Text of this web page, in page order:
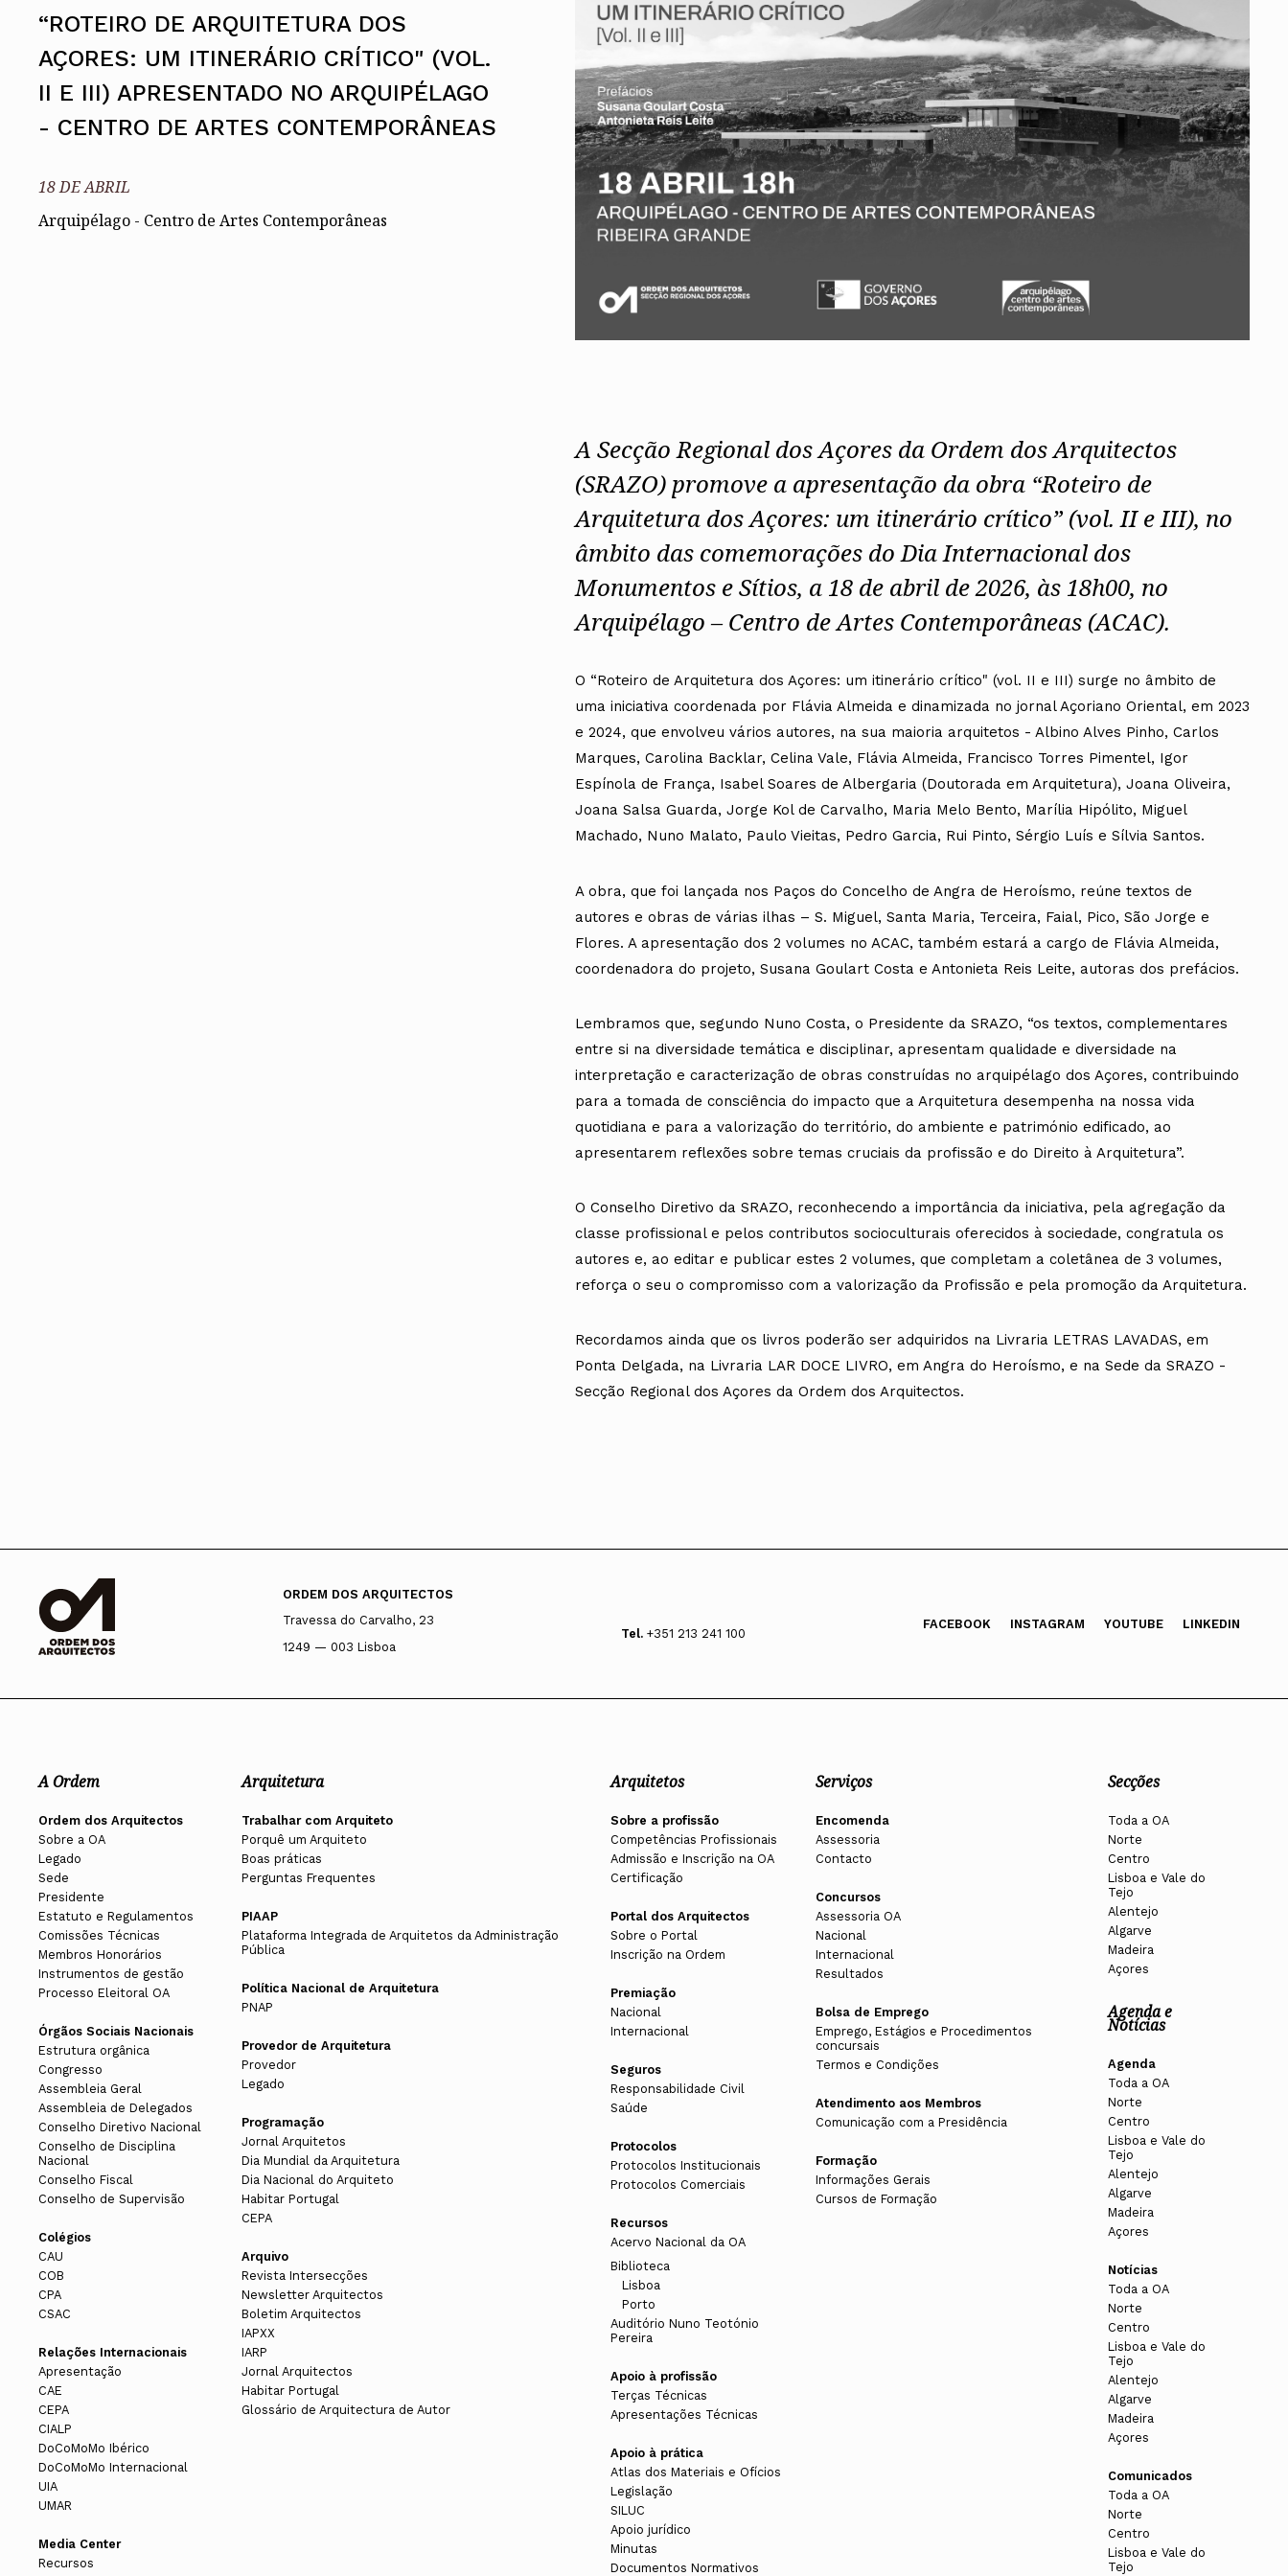
Assembleia de Delegados
Conselho Diretivo Nacional
Conselho de Disciplina Nacional
Conselho de Supervisão
Habitar Portugal
Glossário de Arquitectura de
Autor
Pereira
Lisboa e Vale do Tejo
Alentejo
Algarve
Madeira
Açores
Comunicados
Toda a OA
Norte
Centro
Lisboa e Vale do Tejo
Alentejo
“ROTEIRO DE ARQUITETURA DOS
AÇORES: UM ITINERÁRIO CRÍTICO" (VOL.
II E III) APRESENTADO NO ARQUIPÉLAGO
- CENTRO DE ARTES CONTEMPORÂNEAS
18 DE ABRIL
Arquipélago - Centro de Artes Contemporâneas
A Secção Regional dos Açores da Ordem dos Arquitectos
(SRAZO) promove a apresentação da obra “Roteiro de
Arquitetura dos Açores: um itinerário crítico” (vol. II e III), no
âmbito das comemorações do Dia Internacional dos
Monumentos e Sítios, a 18 de abril de 2026, às 18h00, no
Arquipélago – Centro de Artes Contemporâneas (ACAC).
O “Roteiro de Arquitetura dos Açores: um itinerário crítico" (vol. II e III) surge no âmbito de
uma iniciativa coordenada por Flávia Almeida e dinamizada no jornal Açoriano Oriental, em 2023
e 2024, que envolveu vários autores, na sua maioria arquitetos - Albino Alves Pinho, Carlos
Marques, Carolina Backlar, Celina Vale, Flávia Almeida, Francisco Torres Pimentel, Igor
Espínola de França, Isabel Soares de Albergaria (Doutorada em Arquitetura), Joana Oliveira,
Joana Salsa Guarda, Jorge Kol de Carvalho, Maria Melo Bento, Marília Hipólito, Miguel
Machado, Nuno Malato, Paulo Vieitas, Pedro Garcia, Rui Pinto, Sérgio Luís e Sílvia Santos.
A obra, que foi lançada nos Paços do Concelho de Angra de Heroísmo, reúne textos de
autores e obras de várias ilhas – S. Miguel, Santa Maria, Terceira, Faial, Pico, São Jorge e
Flores. A apresentação dos 2 volumes no ACAC, também estará a cargo de Flávia Almeida,
coordenadora do projeto, Susana Goulart Costa e Antonieta Reis Leite, autoras dos prefácios.
Lembramos que, segundo Nuno Costa, o Presidente da SRAZO, “os textos, complementares
entre si na diversidade temática e disciplinar, apresentam qualidade e diversidade na
interpretação e caracterização de obras construídas no arquipélago dos Açores, contribuindo
para a tomada de consciência do impacto que a Arquitetura desempenha na nossa vida
quotidiana e para a valorização do território, do ambiente e património edificado, ao
apresentarem reflexões sobre temas cruciais da profissão e do Direito à Arquitetura”.
O Conselho Diretivo da SRAZO, reconhecendo a importância da iniciativa, pela agregação da
classe profissional e pelos contributos socioculturais oferecidos à sociedade, congratula os
autores e, ao editar e publicar estes 2 volumes, que completam a coletânea de 3 volumes,
reforça o seu o compromisso com a valorização da Profissão e pela promoção da Arquitetura.
Recordamos ainda que os livros poderão ser adquiridos na Livraria LETRAS LAVADAS, em
Ponta Delgada, na Livraria LAR DOCE LIVRO, em Angra do Heroísmo, e na Sede da SRAZO -
Secção Regional dos Açores da Ordem dos Arquitectos.
ORDEM DOS ARQUITECTOS
Travessa do Carvalho, 23
1249 — 003 Lisboa
Tel. +351 213 241 100
FACEBOOK INSTAGRAM YOUTUBE LINKEDIN
A Ordem
Ordem dos Arquitectos
Sobre a OA
Legado
Sede
Presidente
Estatuto e Regulamentos
Comissões Técnicas
Membros Honorários
Instrumentos de gestão
Processo Eleitoral OA
Órgãos Sociais Nacionais
Estrutura orgânica
Congresso
Assembleia Geral
Assembleia de Delegados
Conselho Diretivo Nacional
Conselho de Disciplina
Nacional
Conselho Fiscal
Conselho de Supervisão
Colégios
CAU
COB
CPA
CSAC
Relações Internacionais
Apresentação
CAE
CEPA
CIALP
DoCoMoMo Ibérico
DoCoMoMo Internacional
UIA
UMAR
Media Center
Recursos
Arquitetura
Trabalhar com Arquiteto
Porquê um Arquiteto
Boas práticas
Perguntas Frequentes
PIAAP
Plataforma Integrada de Arquitetos da Administração
Pública
Política Nacional de Arquitetura
PNAP
Provedor de Arquitetura
Provedor
Legado
Programação
Jornal Arquitetos
Dia Mundial da Arquitetura
Dia Nacional do Arquiteto
Habitar Portugal
CEPA
Arquivo
Revista Intersecções
Newsletter Arquitectos
Boletim Arquitectos
IAPXX
IARP
Jornal Arquitectos
Habitar Portugal
Glossário de Arquitectura de Autor
Arquitetos
Sobre a profissão
Competências Profissionais
Admissão e Inscrição na OA
Certificação
Portal dos Arquitectos
Sobre o Portal
Inscrição na Ordem
Premiação
Nacional
Internacional
Seguros
Responsabilidade Civil
Saúde
Protocolos
Protocolos Institucionais
Protocolos Comerciais
Recursos
Acervo Nacional da OA
Biblioteca
Lisboa
Porto
Auditório Nuno Teotónio
Pereira
Apoio à profissão
Terças Técnicas
Apresentações Técnicas
Apoio à prática
Atlas dos Materiais e Ofícios
Legislação
SILUC
Apoio jurídico
Minutas
Documentos Normativos
Serviços
Encomenda
Assessoria
Contacto
Concursos
Assessoria OA
Nacional
Internacional
Resultados
Bolsa de Emprego
Emprego, Estágios e Procedimentos
concursais
Termos e Condições
Atendimento aos Membros
Comunicação com a Presidência
Formação
Informações Gerais
Cursos de Formação
Secções
Toda a OA
Norte
Centro
Lisboa e Vale do
Tejo
Alentejo
Algarve
Madeira
Açores
Agenda e
Notícias
Agenda
Toda a OA
Norte
Centro
Lisboa e Vale do
Tejo
Alentejo
Algarve
Madeira
Açores
Notícias
Toda a OA
Norte
Centro
Lisboa e Vale do
Tejo
Alentejo
Algarve
Madeira
Açores
Comunicados
Toda a OA
Norte
Centro
Lisboa e Vale do
Tejo